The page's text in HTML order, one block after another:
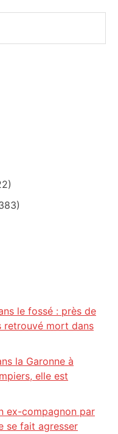
le fossé : près de
retrouvé mort dans
la Garonne à
elle est
ex-compagnon par
se fait agresser